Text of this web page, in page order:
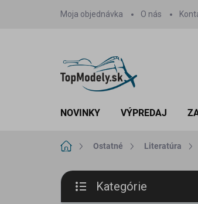
Moja objednávka O nás
NOVINKY VÝPREDAJ
DomovOstatné Literatúra
B
Kategórie